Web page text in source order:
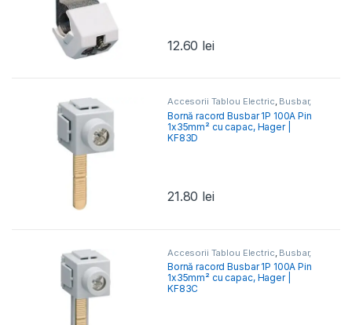
12.60 lei
Accesorii Tablou Electric, Busbar,
Barete & Bare Colectoare ,
Elemente Conexiune- Tablou
Electric
Bornă racord Busbar 1P 100A Pin
1x35mm² cu capac, Hager |
KF83D
21.80 lei
Accesorii Tablou Electric Busbar,
Barete & Bare Colectoare ,
Elemente Conexiune- Tablou
Electric
Bornă racord Busbar 1P 100A Pin
1x35mm² cu capac, Hager |
KF83C